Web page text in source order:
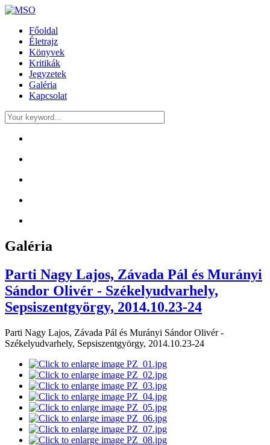
Főoldal
Életrajz
Könyvek
Kritikák
Jegyzetek
Galéria
Kapcsolat
Galéria
Parti Nagy Lajos, Závada Pál és Murányi
Sándor Olivér - Székelyudvarhely,
Sepsiszentgyörgy, 2014.10.23-24
Parti Nagy Lajos, Závada Pál és Murányi Sándor Olivér -
Székelyudvarhely, Sepsiszentgyörgy, 2014.10.23-24